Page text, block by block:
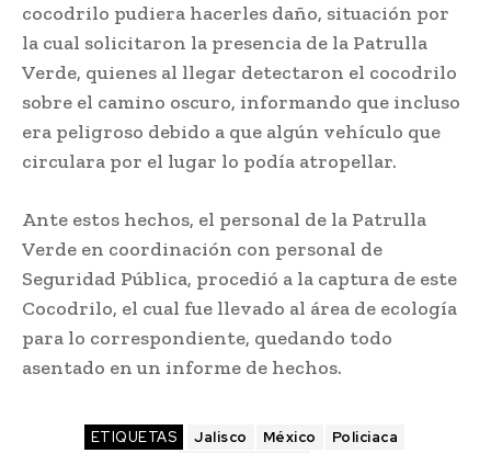
cocodrilo pudiera hacerles daño, situación por
la cual solicitaron la presencia de la Patrulla
Verde, quienes al llegar detectaron el cocodrilo
sobre el camino oscuro, informando que incluso
era peligroso debido a que algún vehículo que
circulara por el lugar lo podía atropellar.
Ante estos hechos, el personal de la Patrulla
Verde en coordinación con personal de
Seguridad Pública, procedió a la captura de este
Cocodrilo, el cual fue llevado al área de ecología
para lo correspondiente, quedando todo
asentado en un informe de hechos.
ETIQUETAS Jalisco México
Policiaca